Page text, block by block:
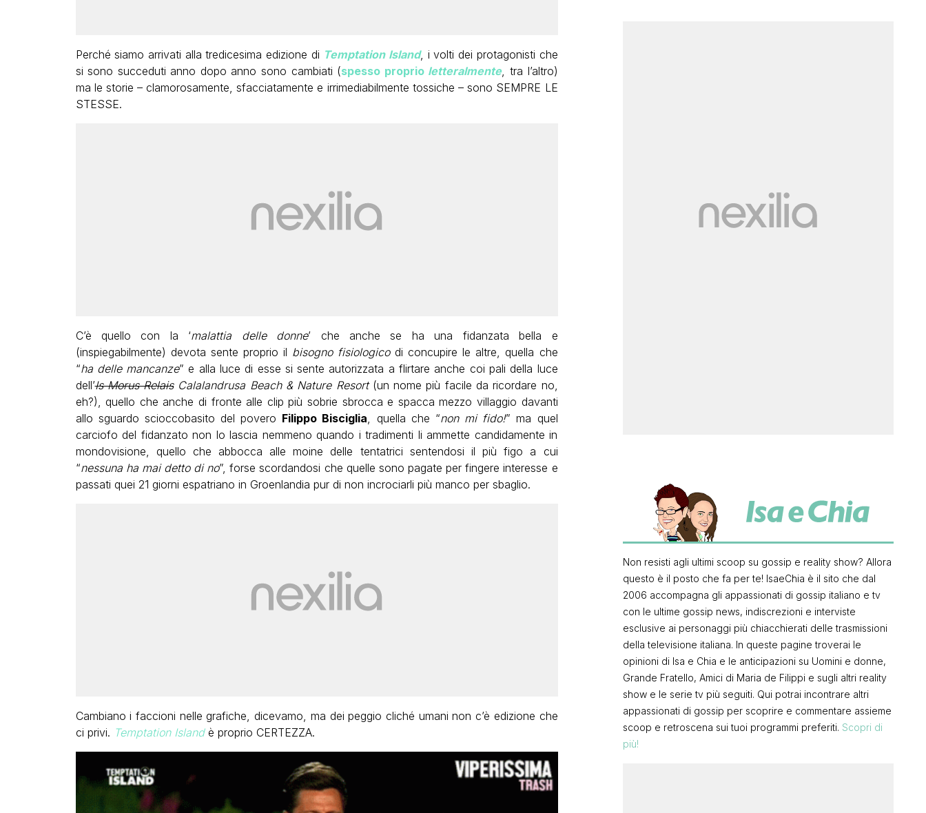
Perché siamo arrivati alla tredicesima edizione di Temptation Island, i volti dei protagonisti che
si sono succeduti anno dopo anno sono cambiati (spesso proprio letteralmente, tra l’altro)
ma le storie – clamorosamente, sfacciatamente e irrimediabilmente tossiche – sono SEMPRE LE
STESSE.
C’è quello con la ‘malattia delle donne’ che anche se ha una fidanzata bella e
(inspiegabilmente) devota sente proprio il bisogno fisiologicodi concupire le altre, quella che
“ha delle mancanze” e alla luce di esse si sente autorizzata a flirtare anche coi pali della luce
dell’Is Morus Relais Calalandrusa Beach & Nature Resort(un nome più facile da ricordare no,
eh?), quello che anche di fronte alle clip più sobrie sbrocca e spacca mezzo villaggio davanti
allo sguardo scioccobasito del povero Filippo Bisciglia , quella che “non mi fido!” ma quel
carciofo del fidanzato non lo lascia nemmeno quando i tradimenti li ammette candidamente in
mondovisione, quello che abbocca alle moine delle tentatrici sentendosi il più figo a cui
“nessuna ha mai detto di no”, forse scordandosi che quelle sono pagate per fingere interesse e
passati quei 21 giorni espatriano in Groenlandia pur di non incrociarli più manco per sbaglio.
Cambiano i faccioni nelle grafiche, dicevamo, ma dei peggio cliché umani non c’è edizione che
ci privi. Temptation Islandè proprio CERTEZZA.
Non resisti agli ultimi scoop su gossip e reality show? Allora
questo è il posto che fa per te! IsaeChia è il sito che dal
2006 accompagna gli appassionati di gossip italiano e tv
con le ultime gossip news, indiscrezioni e interviste
esclusive ai personaggi più chiacchierati delle trasmissioni
della televisione italiana. In queste pagine troverai le
opinioni di Isa e Chia e le anticipazioni su Uomini e donne,
Grande Fratello, Amici di Maria de Filippi e sugli altri reality
show e le serie tv più seguiti. Qui potrai incontrare altri
appassionati di gossip per scoprire e commentare assieme
scoop e retroscena sui tuoi programmi preferiti. Scopri di
più!